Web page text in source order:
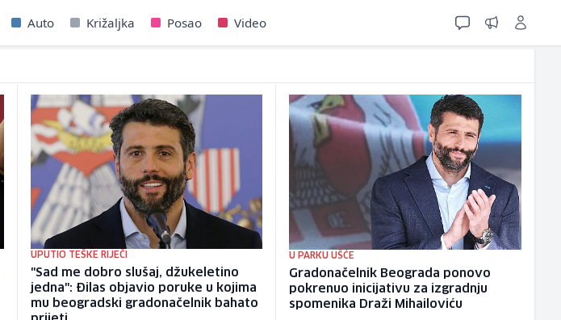
Auto Križaljka Posao Video
UPUTIO TEŠKE RIJEČI
"Sad me dobro slušaj, džukeletino
jedna": Đilas objavio poruke u kojima
mu beogradski gradonačelnik bahato
U PARKU UŠĆE
Gradonačelnik Beograda ponovo
pokrenuo inicijativu za izgradnju
spomenika Draži Mihailoviću